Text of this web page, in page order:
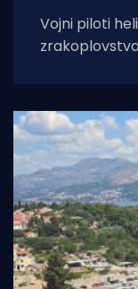
Vojni piloti